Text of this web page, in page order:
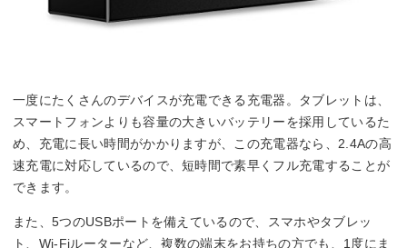
一度にたくさんのデバイスが充電できる充電器。タブレットは、
スマートフォンよりも容量の大きいバッテリーを採用しているた
め、充電に長い時間がかかりますが、この充電器なら、2.4Aの高
速充電に対応しているので、短時間で素早くフル充電することが
できます。
また、5つのUSBポートを備えているので、スマホやタブレッ
ト、Wi-Fiルーターなど、複数の端末をお持ちの方でも、1度にま